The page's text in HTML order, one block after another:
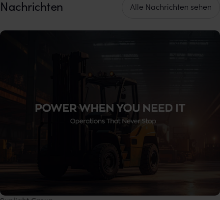
Nachrichten Alle Nachrichten sehen